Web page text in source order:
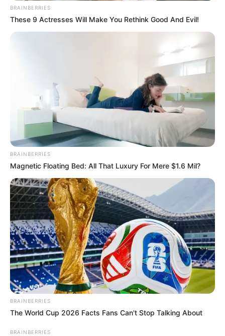
BRAINBERRIES
These 9 Actresses Will Make You Rethink Good And Evil!
BRAINBERRIES
Magnetic Floating Bed: All That Luxury For Mere $1.6 Mil?
BRAINBERRIES
The World Cup 2026 Facts Fans Can't Stop Talking About
BRAINBERRIES